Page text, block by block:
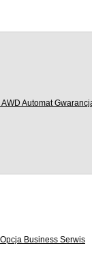
Automat
Business Serwis